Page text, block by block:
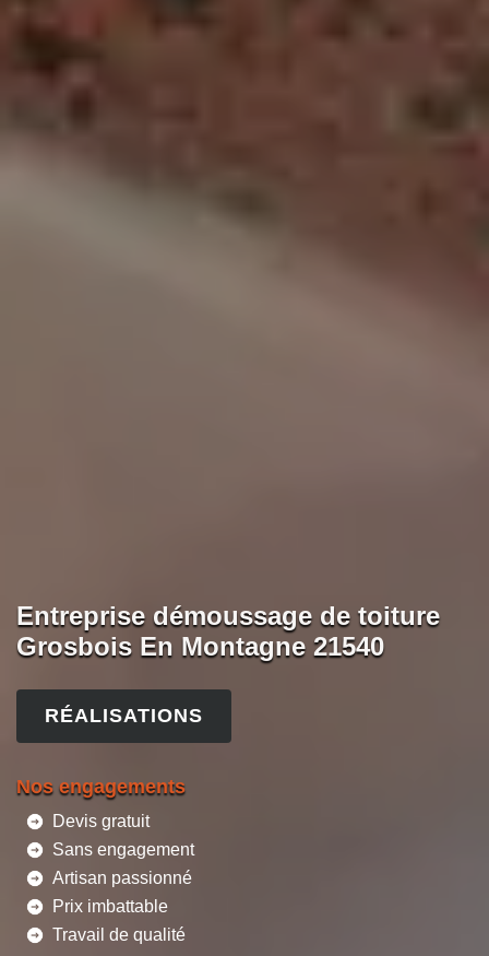
Entreprise démoussage de toiture
Grosbois En Montagne 21540
RÉALISATIONS
Nos engagements
Devis gratuit
Sans engagement
Artisan passionné
Prix imbattable
Travail de qualité